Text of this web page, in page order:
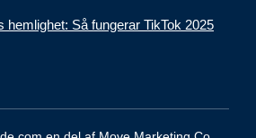
hemlighet: Så fungerar TikTok 2025